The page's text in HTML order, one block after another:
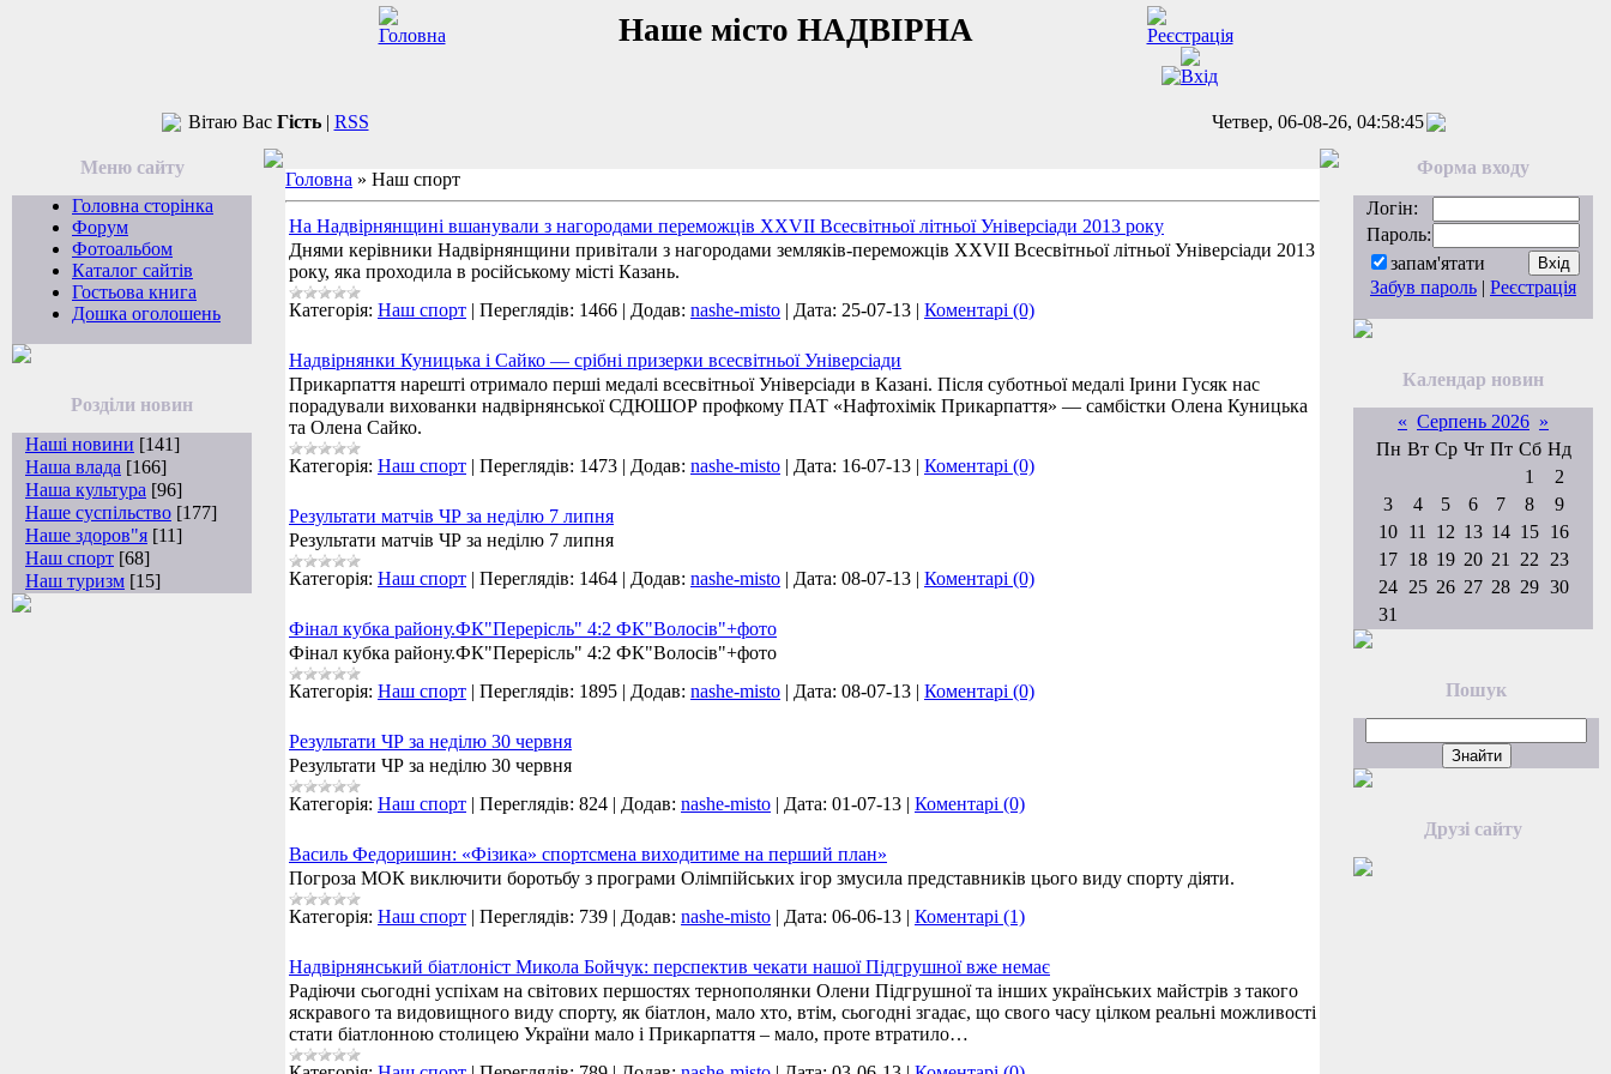
Наше місто НАДВІРНА
Вітаю Вас Гість| RSS Четвер, 06-08-26, 04:58:45
Меню сайту
Головна сторінка
Форум
Фотоальбом
Каталог сайтів
Гостьова книга
Дошка оголошень
Розділи новин
Наші новини [141]
Наша влада [166]
Наша культура [96]
Наше суспільство [177]
Наше здоров"я [11]
Наш спорт [68]
Наш туризм [15]
Головна » Наш спорт
На Надвірнянщині вшанували з нагородами переможців XXVII Всесвітньої літньої Універсіади 2013 року
Днями керівники Надвірнянщини привітали з нагородами земляків-переможців XXVII Всесвітньої літньої Універсіади 2013
року, яка проходила в російському місті Казань.
Категорія: Наш спорт | Переглядів: 1466 | Додав: nashe-misto | Дата: 25-07-13 | Коментарі (0)
Надвірнянки Куницька і Сайко — срібні призерки всесвітньої Універсіади
Прикарпаття нарешті отримало перші медалі всесвітньої Універсіади в Казані. Після суботньої медалі Ірини Гусяк нас
порадували вихованки надвірнянської СДЮШОР профкому ПАТ «Нафтохімік Прикарпаття» — самбістки Олена Куницька
та Олена Сайко.
Категорія: Наш спорт | Переглядів: 1473 | Додав: nashe-misto | Дата: 16-07-13 | Коментарі (0)
Результати матчів ЧР за неділю 7 липня
Результати матчів ЧР за неділю 7 липня
Категорія: Наш спорт | Переглядів: 1464 | Додав: nashe-misto | Дата: 08-07-13 | Коментарі (0)
Фінал кубка району.ФК"Перерісль" 4:2 ФК"Волосів"+фото
Фінал кубка району.ФК"Перерісль" 4:2 ФК"Волосів"+фото
Категорія: Наш спорт | Переглядів: 1895 | Додав: nashe-misto | Дата: 08-07-13 | Коментарі (0)
Результати ЧР за неділю 30 червня
Результати ЧР за неділю 30 червня
Категорія: Наш спорт | Переглядів: 824 | Додав: nashe-misto | Дата: 01-07-13 | Коментарі (0)
Василь Федоришин: «Фізика» спортсмена виходитиме на перший план»
Погроза МОК виключити боротьбу з програми Олімпійських ігор змусила представників цього виду спорту діяти.
Категорія: Наш спорт | Переглядів: 739 | Додав: nashe-misto | Дата: 06-06-13 | Коментарі (1)
Надвірнянський біатлоніст Микола Бойчук: перспектив чекати нашої Підгрушної вже немає
Радіючи сьогодні успіхам на світових першостях тернополянки Олени Підгрушної та інших українських майстрів з такого
яскравого та видовищного виду спорту, як біатлон, мало хто, втім, сьогодні згадає, що свого часу цілком реальні можливості
стати біатлонною столицею України мало і Прикарпаття – мало, проте втратило…
Форма входу
Логін:
Пароль:
запам'ятати
Забув пароль | Реєстрація
Календар новин
« Серпень 2026 »
Пн Вт Ср Чт Пт Сб Нд
1
2
3
4 5 6 7 8
9
10 11 12 13 14 15 16
17 18 19 20 21 22
23
24 25 26 27 28 29 30
31
Пошук
Друзі сайту